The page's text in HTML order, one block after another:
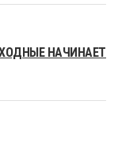
НАЧИНАЕТ